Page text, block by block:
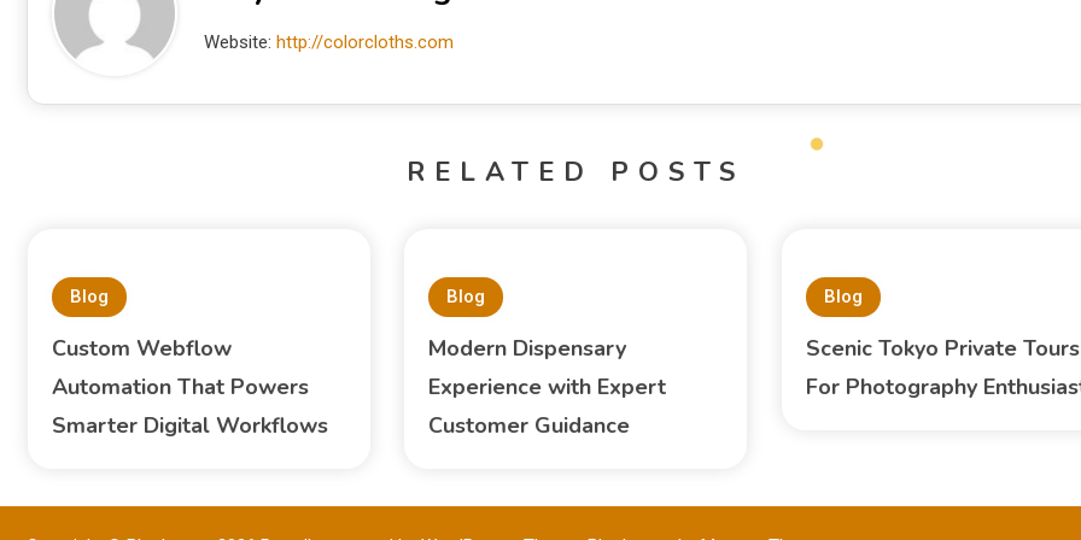
Website: http://colorcloths.com
RELATED POSTS
Blog
Custom Webflow
Automation That Powers
Smarter Digital Workflows
Blog
Modern Dispensary
Experience with Expert
Customer Guidance
Blog
Scenic Tokyo Private Tours
For Photography